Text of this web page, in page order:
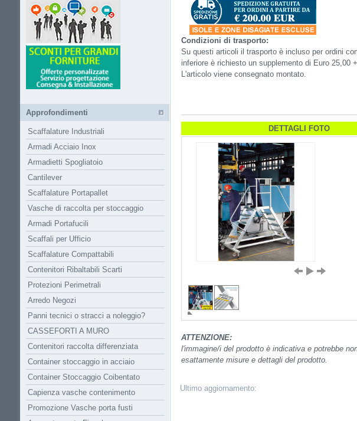
Condizioni di trasporto:
Su questi articoli il trasporto è incluso per ordini
inferiore è richiesto un supplemento di Euro 25,00
L'articolo viene consegnato montato.
DETTAGLI FOTO
ATTENZIONE:
l'immagine/i del prodotto è indicativa e potrebbe
esattamente misure e dettagli del prodotto.
Ultimo aggiornamento:
Approfondimenti
Scaffalature Industriali
Armadi Acciaio Inox
Armadietti Spogliatoio
Cantilever
Scaffalature Portapallet
Vasche di raccolta per stoccaggio
Armadi Portafucili
Scaffali per Ufficio
Scaffalature Compattabili
Contenitori Ribaltabili Scarti
Protezioni Perimetrali
Arredo Negozi
Panni tecnici o stracci a noleggio?
CASSEFORTI A MURO
Contenitori raccolta differenziata
Container stoccaggio in acciaio
Container Stoccaggio Coibentato
Capienza vasche contenimento
Promozione Vasche porta fusti